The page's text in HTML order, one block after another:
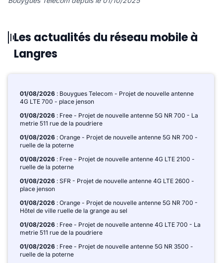
Les actualités du réseau mobile à
Langres
01/08/2026 : Bouygues Telecom - Projet de nouvelle antenne
4G LTE 700 - place jenson
01/08/2026 : Free - Projet de nouvelle antenne 5G NR 700 - La
metrie 511 rue de la poudriere
01/08/2026 : Orange - Projet de nouvelle antenne 5G NR 700 -
ruelle de la poterne
01/08/2026 : Free - Projet de nouvelle antenne 4G LTE 2100 -
ruelle de la poterne
01/08/2026 : SFR - Projet de nouvelle antenne 4G LTE 2600 -
place jenson
01/08/2026 : Orange - Projet de nouvelle antenne 5G NR 700 -
Hôtel de ville ruelle de la grange au sel
01/08/2026 : Free - Projet de nouvelle antenne 4G LTE 700 - La
metrie 511 rue de la poudriere
01/08/2026 : Free - Projet de nouvelle antenne 5G NR 3500 -
ruelle de la poterne